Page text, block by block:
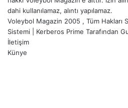
dahi kullanılamaz, alıntı yapılamaz.
Voleybol Magazin 2005 , Tüm Hakları
Sistemi
Kerberos Prime Tarafından
İletişim
Künye